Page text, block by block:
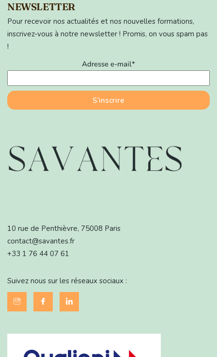
NEWSLETTER
Pour recevoir nos actualités et nos nouvelles formations,
inscrivez-vous à notre newsletter ! Promis, on vous spam pas
!
Adresse e-mail*
10 rue de Penthièvre, 75008 Paris
contact@savantes.fr
+33 1 76 44 07 61
Suivez nous sur les réseaux sociaux :